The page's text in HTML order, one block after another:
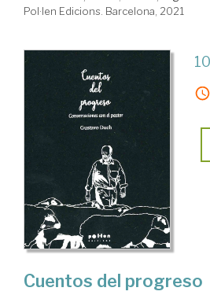
Pol·len Edicions. Barcelona, 2021
Cuentos del progreso